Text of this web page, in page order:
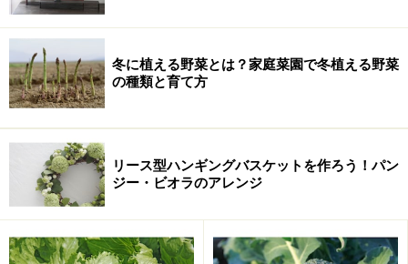
この地でかれこれ10年になろうかという庭、いままでは
被害がなかったのに、どうして今になって？と思わずに
はいられませんが、理由は明白です。近隣の空き地だっ
た場所に、「宅地造成」という波が押し寄せてきたため
です。
冬に植える野菜とは？家庭菜園で冬植える野菜
の種類と育て方
リース型ハンギングバスケットを作ろう！パン
ジー・ビオラのアレンジ